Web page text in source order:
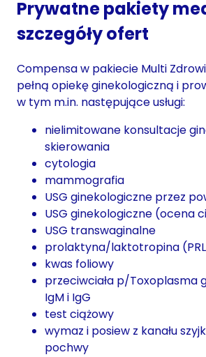
Prywatne pakiety
szczegóły ofert
Compensa w pakiecie Multi
pełną opiekę ginekologiczną i
w tym m.in. następujące usługi:
nielimitowane konsultacje
skierowania
cytologia
mammografia
USG ginekologiczne przez
USG ginekologiczne (ocena
USG transwaginalne
prolaktyna/laktotropina
kwas foliowy
przeciwciała p/Toxoplasma
IgM i IgG
test ciążowy
wymaz i posiew z kanału
pochwy